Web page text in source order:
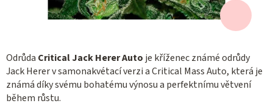
Odrůda Critical Jack Herer Auto je kříženec známé odrůdy
Jack Herer v samonakvétací verzi a Critical Mass Auto, která je
známá díky svému bohatému výnosu a perfektnímu větvení
během růstu.